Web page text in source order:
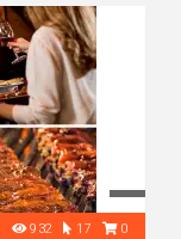
932 17 0